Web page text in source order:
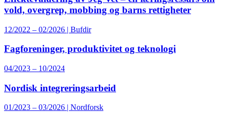
vold, overgrep, mobbing og barns rettigheter
12/2022 – 02/2026 | Bufdir
Fagforeninger, produktivitet og teknologi
04/2023 – 10/2024
Nordisk integreringsarbeid
01/2023 – 03/2026 | Nordforsk